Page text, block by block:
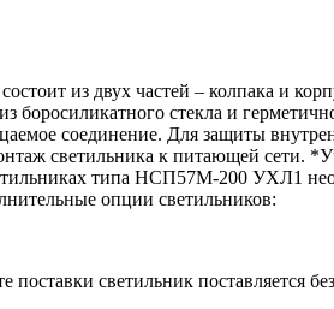
из двух частей – колпака и
стекла и
соединение. Для защиты
светильника к питающей
типа НСП57М-200 УХЛ1
опции светильников:
светильник поставляется